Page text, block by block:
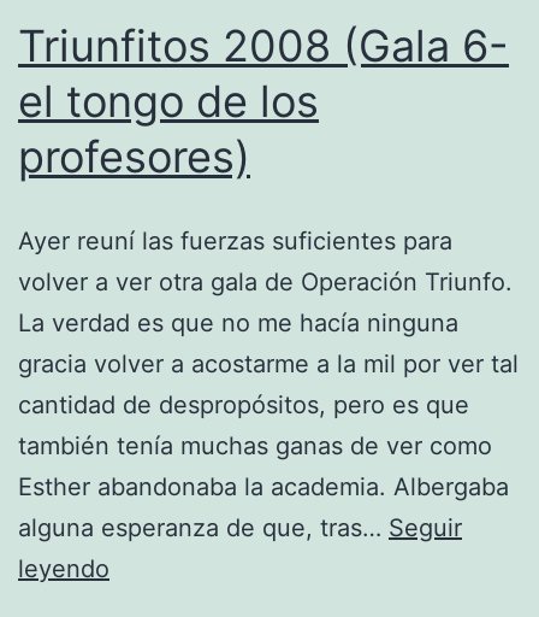
Triunfitos 2008 (Gala 6-
el tongo de los
profesores)
Ayer reuní las fuerzas suficientes para
volver a ver otra gala de Operación Triunfo.
La verdad es que no me hacía ninguna
gracia volver a acostarme a la mil por ver tal
cantidad de despropósitos, pero es que
también tenía muchas ganas de ver como
Esther abandonaba la academia. Albergaba
alguna esperanza de que, tras… Seguir
leyendo